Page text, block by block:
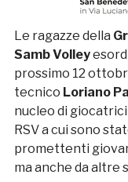
Le ragazze della
Samb Volley
prossimo 12
tecnico Loriano
nucleo di
RSV a cui sono
promettenti
ma anche da